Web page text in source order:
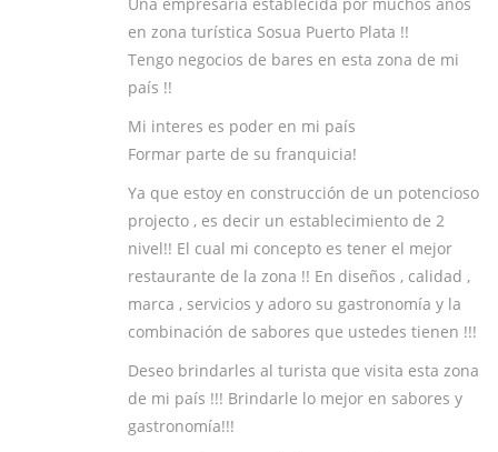
en zona turística Sosua Puerto Plata !!
Tengo negocios de bares en esta zona de mi
país !!
Mi interes es poder en mi país
Formar parte de su franquicia!
Ya que estoy en construcción de un potencioso
projecto , es decir un establecimiento de 2
nivel!! El cual mi concepto es tener el mejor
restaurante de la zona !! En diseños , calidad ,
marca , servicios y adoro su gastronomía y la
combinación de sabores que ustedes tienen !!!
Deseo brindarles al turista que visita esta zona
de mi país !!! Brindarle lo mejor en sabores y
gastronomía!!!